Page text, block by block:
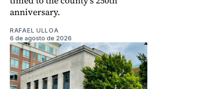
anniversary.
RAFAEL ULLOA
6 de agosto de 2026